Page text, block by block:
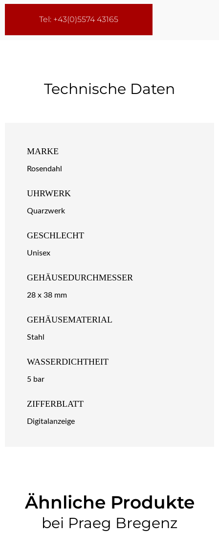
Tel: +43(0)5574 43165
Technische Daten
MARKE
Rosendahl
UHRWERK
Quarzwerk
GESCHLECHT
Unisex
GEHÄUSEDURCHMESSER
28 x 38 mm
GEHÄUSEMATERIAL
Stahl
WASSERDICHTHEIT
5 bar
ZIFFERBLATT
Digitalanzeige
Ähnliche Produkte
bei Praeg Bregenz